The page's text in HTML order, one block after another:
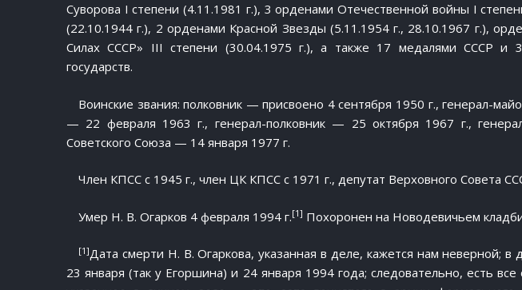
Суворова I степени (4.11.1981 г.), 3 орденами Отечественной войны I
(22.10.1944 г.), 2 орденами Красной Звезды (5.11.1954 г., 28.10.1967 г.),
Силах СССР» III степени (30.04.1975 г.), а также 17 медалями СССР и
государств.
Воинские звания: полковник — присвоено 4 сентября 1950 г., генерал-
— 22 февраля 1963 г., генерал-полковник — 25 октября 1967 г.,
Советского Союза — 14 января 1977 г.
Член КПСС с 1945 г., член ЦК КПСС с 1971 г., депутат Верховного Совета
Умер Н. В. Огарков 4 февраля 1994 г.[1] Похоронен на Новодевичьем
[1]Дата смерти Н. В. Огаркова, указанная в деле, кажется нам неверной; в
23 января (так у Егоршина) и 24 января 1994 года; следовательно, есть